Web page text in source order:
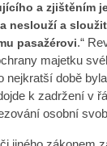
a zjištěním
neslouží a
pasažérovi.“
majetku
nejkratší době
k zadržení v
osobní